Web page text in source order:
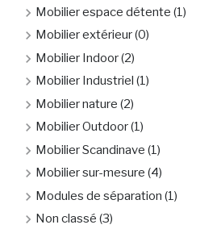
Mobilier espace détente (1)
Mobilier extérieur(0)
Mobilier Indoor(2)
Mobilier Industriel (1)
Mobilier nature (2)
Mobilier Outdoor(1)
Mobilier Scandinave (1)
Mobilier sur-mesure (4)
Modules de séparation (1)
Non classé (3)